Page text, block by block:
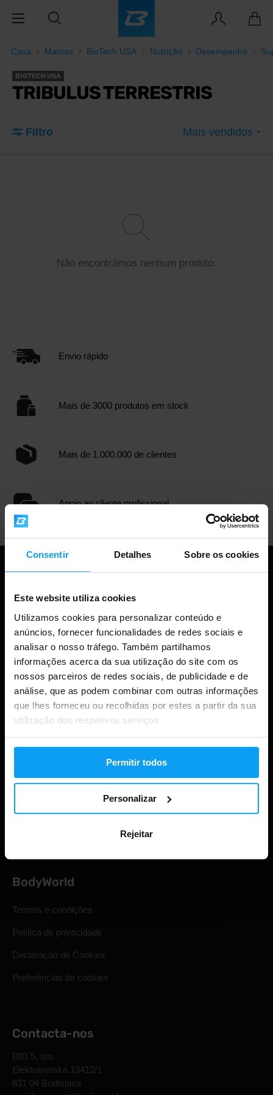
Consentir Detalhes Sobre os cookies
Este website utiliza cookies
Utilizamos cookies para personalizar conteúdo e
anúncios, fornecer funcionalidades de redes sociais e
analisar o nosso tráfego. Também partilhamos
informações acerca da sua utilização do site com os
nossos parceiros de redes sociais, de publicidade e de
análise, que as podem combinar com outras informações
que lhes forneceu ou recolhidas por estes a partir da sua
utilização dos respetivos serviços.
Permitir todos
Personalizar
Rejeitar
Casa Marcas BioTech USA Nutrição Desempenho
BIOTECH USA
TRIBULUS TERRESTRIS
Filtro Mais vendidos
Não encontrámos nenhum produto.
Envio rápido
Mais de 3000 produtos em stock
Mais de 1.000.000 de clientes
Apoio ao cliente profissional
Compras
Acompanha a tua encomenda
Iniciar sessão na conta
Envio e entrega
BodyWorld
Termos e condições
Política de privacidade
Declaração de Cookies
Preferências de cookies
Contacta-nos
BIO 5, sro
Elektrárenská 13412/1
831 04 Bratislava